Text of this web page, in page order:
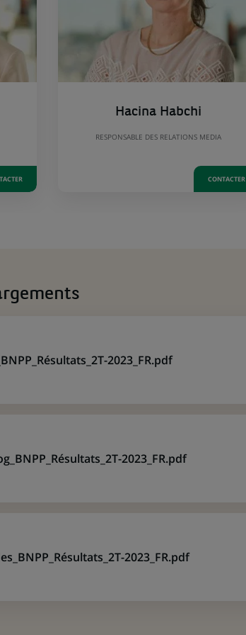
Hacina Habchi
RESPONSABLE DES RELATIONS MEDIA
CONTACTER
2023_FR.pdf
2023_FR.pdf
2023_FR.pdf